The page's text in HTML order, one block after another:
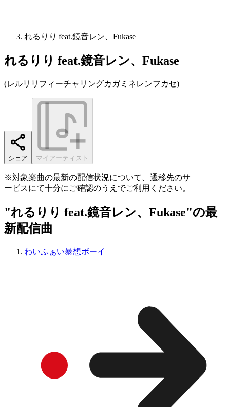
れるりり feat.鏡音レン、Fukase
れるりり feat.鏡音レン、Fukase
(レルリリフィーチャリングカガミネレンフカセ)
シェア マイアーティスト
※対象楽曲の最新の配信状況について、遷移先のサ
ービスにて十分にご確認のうえでご利用ください。
"れるりり feat.鏡音レン、Fukase"の最
新配信曲
わいふぁい暴想ボーイ